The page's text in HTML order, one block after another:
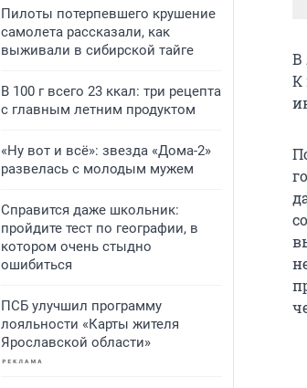
Пилоты потерпевшего крушение
самолета рассказали, как
выживали в сибирской тайге
В 100 г всего 23 ккал: три рецепта
с главным летним продуктом
«Ну вот и всё»: звезда «Дома-2»
развелась с молодым мужем
Справится даже школьник:
пройдите тест по географии, в
котором очень стыдно
ошибиться
ПСБ улучшил программу
лояльности «Карты жителя
Ярославской области»
В
К